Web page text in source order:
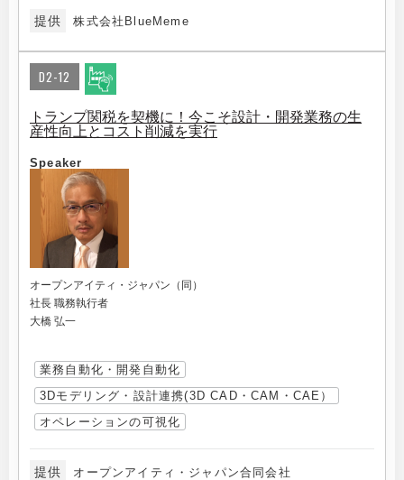
提供 株式会社BlueMeme
D2-12
トランプ関税を契機に！今こそ設計・開発業務の生
産性向上とコスト削減を実行
Speaker
オープンアイティ・ジャパン（同）
社長 職務執行者
大橋 弘一
業務自動化・開発自動化
3Dモデリング・設計連携(3D CAD・CAM・CAE）
オペレーションの可視化
提供 オープンアイティ・ジャパン合同会社